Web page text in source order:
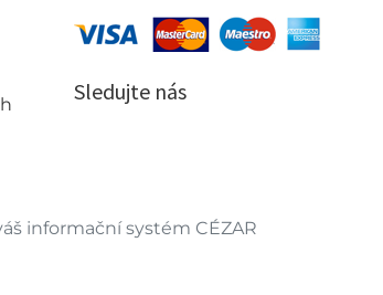
Sledujte nás
informační systém CÉZAR